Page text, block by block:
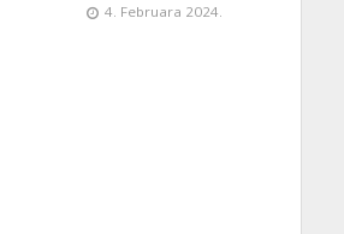
4. Februara 2024.